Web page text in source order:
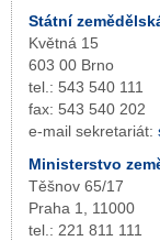
Státní
Květná 15
603 00 Brno
tel.: 543 540 111
fax: 543 540 202
e-mail sekretariát:
Ministerstvo
Těšnov 65/17
Praha 1, 11000
tel.: 221 811 111